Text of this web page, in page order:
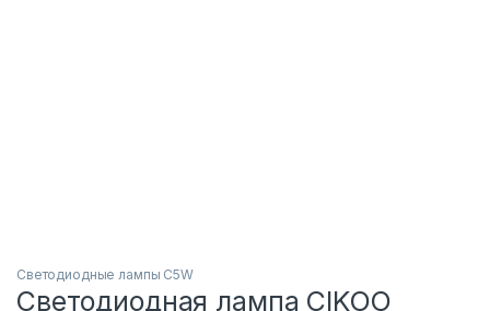
Светодиодные лампы C5W
Светодиодная лампа CIKOO